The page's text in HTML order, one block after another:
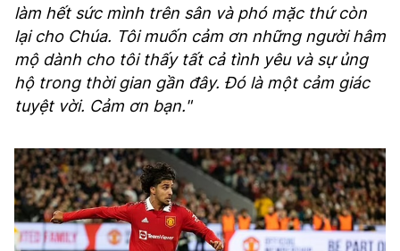
làm hết sức mình trên sân và phó mặc thứ còn
lại cho Chúa. Tôi muốn cảm ơn những người hâm
mộ dành cho tôi thấy tất cả tình yêu và sự ủng
hộ trong thời gian gần đây. Đó là một cảm giác
tuyệt vời. Cảm ơn bạn."